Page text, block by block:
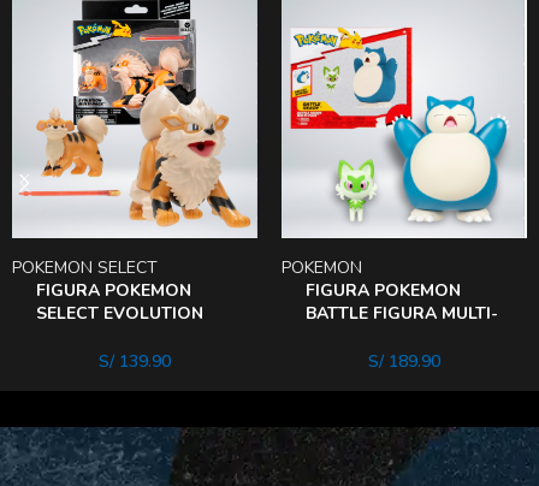
FIGURA POKEMON
SELECT EVOLUTION
POKEMON SELECT
S/139.90
FIGURA POKEMON
BATTLE FIGURA MULTI-
RONFLEx
POKEMON
S/189.90